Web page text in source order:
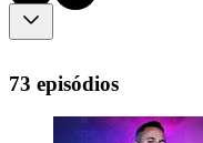
73 episódios